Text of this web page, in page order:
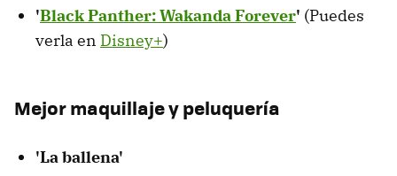
'Black Panther: Wakanda Forever' (Puedes
verla en Disney+)
Mejor maquillaje y peluquería
'La ballena'